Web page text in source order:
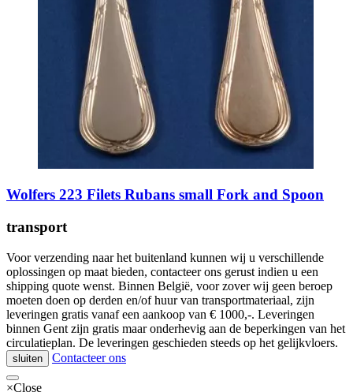
Wolfers 223 Filets Rubans small Fork and Spoon
transport
Voor verzending naar het buitenland kunnen wij u verschillende
oplossingen op maat bieden, contacteer ons gerust indien u een
shipping quote wenst. Binnen België, voor zover wij geen beroep
moeten doen op derden en/of huur van transportmateriaal, zijn
leveringen gratis vanaf een aankoop van € 1000,-. Leveringen
binnen Gent zijn gratis maar onderhevig aan de beperkingen van het
circulatieplan. De leveringen geschieden steeds op het gelijkvloers.
sluiten Contacteer ons
×Close